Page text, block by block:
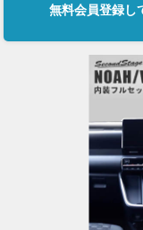
無料会員登録し